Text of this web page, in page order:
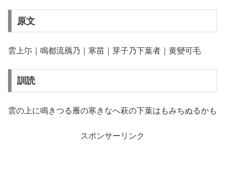
原文
雲上尓｜鳴都流鴈乃｜寒苗｜芽子乃下葉者｜黄變可毛
訓読
雲の上に鳴きつる雁の寒きなへ萩の下葉はもみちぬるかも
スポンサーリンク